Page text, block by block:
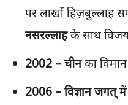
पर लाखों हिज़बुल्लाह
नसरल्लाहके साथ विजय
2002 –चीनका
2006 –विज्ञानजगत्में